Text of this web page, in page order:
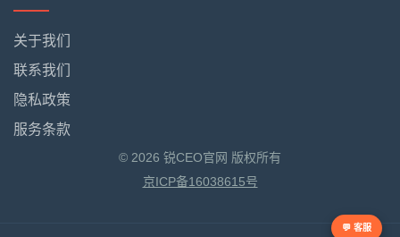
💬 客服
关于我们
联系我们
隐私政策
服务条款
© 2026 锐CEO官网 版权所有
京ICP备16038615号